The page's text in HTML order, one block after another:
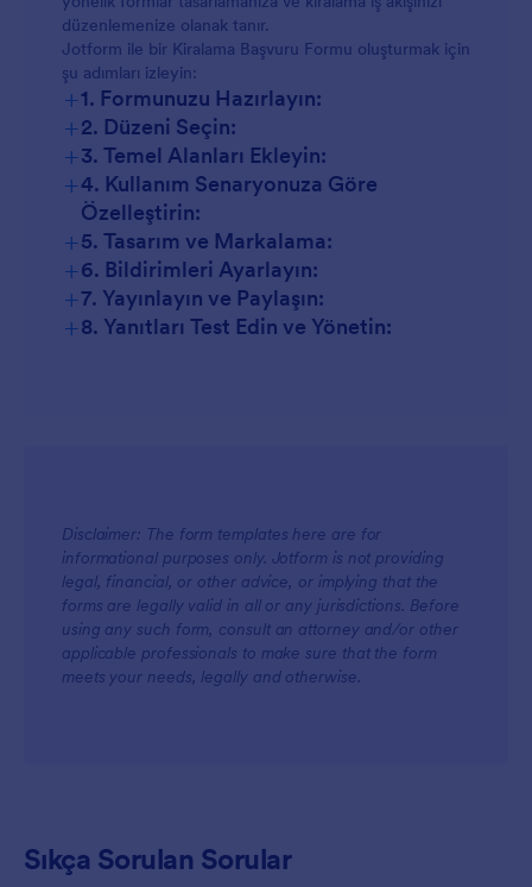
düzenlemenize olanak tanır.
Jotform ile bir Kiralama Başvuru Formu oluşturmak için
şu adımları izleyin:
+1. Formunuzu Hazırlayın:
+2. Düzeni Seçin:
+3. Temel Alanları Ekleyin:
+4. Kullanım Senaryonuza Göre
Özelleştirin:
+5. Tasarım ve Markalama:
+6. Bildirimleri Ayarlayın:
+7. Yayınlayın ve Paylaşın:
+8. Yanıtları Test Edin ve Yönetin:
Disclaimer: The form templates here are for
informational purposes only. Jotform is not providing
legal, financial, or other advice, or implying that the
forms are legally valid in all or any jurisdictions. Before
using any such form, consult an attorney and/or other
applicable professionals to make sure that the form
meets your needs, legally and otherwise.
Sıkça Sorulan Sorular